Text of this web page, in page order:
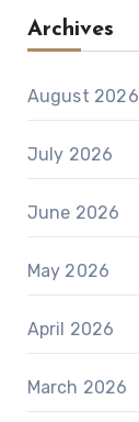
Archives
August 2026
July 2026
June 2026
May 2026
April 2026
March 2026